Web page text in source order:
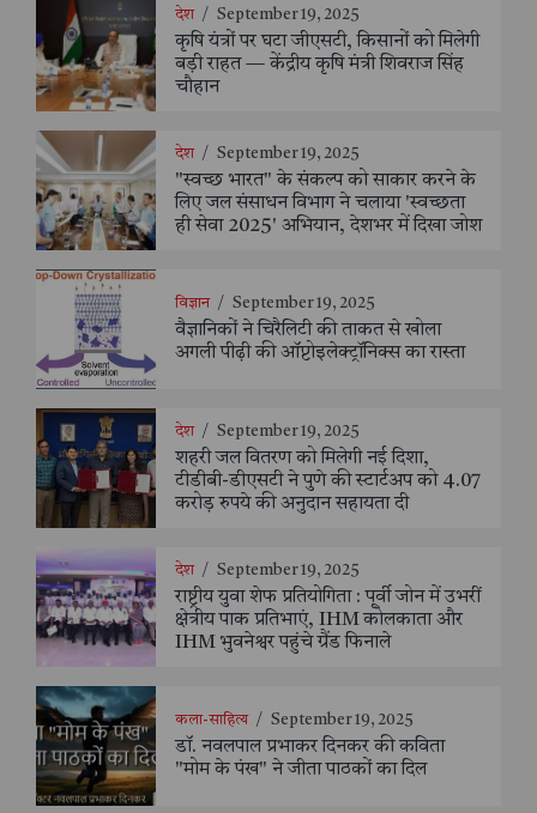
देश / September 19, 2025
कृषि यंत्रों पर घटा जीएसटी, किसानों को मिलेगी
बड़ी राहत — केंद्रीय कृषि मंत्री शिवराज सिंह
चौहान
देश / September 19, 2025
"स्वच्छ भारत" के संकल्प को साकार करने के
लिए जल संसाधन विभाग ने चलाया 'स्वच्छता
ही सेवा 2025' अभियान, देशभर में दिखा जोश
विज्ञान / September 19, 2025
वैज्ञानिकों ने चिरैलिटी की ताकत से खोला
अगली पीढ़ी की ऑप्टोइलेक्ट्रॉनिक्स का रास्ता
देश / September 19, 2025
शहरी जल वितरण को मिलेगी नई दिशा,
टीडीबी-डीएसटी ने पुणे की स्टार्टअप को 4.07
करोड़ रुपये की अनुदान सहायता दी
देश / September 19, 2025
राष्ट्रीय युवा शेफ प्रतियोगिता : पूर्वी जोन में उभरीं
क्षेत्रीय पाक प्रतिभाएं, IHM कोलकाता और
IHM भुवनेश्वर पहुंचे ग्रैंड फिनाले
कला-साहित्य / September 19, 2025
डॉ. नवलपाल प्रभाकर दिनकर की कविता
"मोम के पंख" ने जीता पाठकों का दिल